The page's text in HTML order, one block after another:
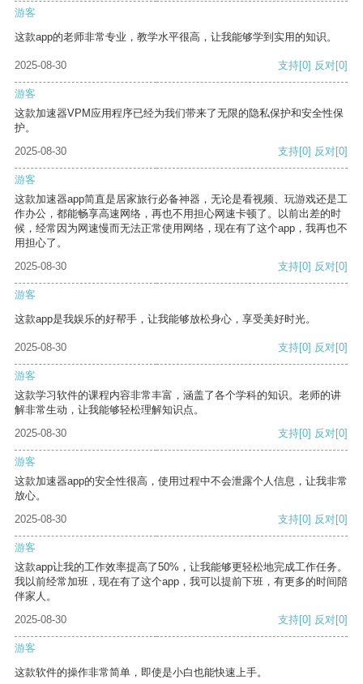
游客
这款app的老师非常专业，教学水平很高，让我能够学到实用的知识。
2025-08-30 支持[0] 反对[0]
游客
这款加速器VPM应用程序已经为我们带来了无限的隐私保护和安全性保
护。
2025-08-30
支持[0] 反对[0]
游客
这款加速器app简直是居家旅行必备神器，无论是看视频、玩游戏还是工
作办公，都能畅享高速网络，再也不用担心网速卡顿了。以前出差的时
候，经常因为网速慢而无法正常使用网络，现在有了这个app，我再也不
用担心了。
2025-08-30
支持[0] 反对[0]
游客
这款app是我娱乐的好帮手，让我能够放松身心，享受美好时光。
2025-08-30 支持[0] 反对[0]
游客
这款学习软件的课程内容非常丰富，涵盖了各个学科的知识。老师的讲
解非常生动，让我能够轻松理解知识点。
2025-08-30
支持[0] 反对[0]
游客
这款加速器app的安全性很高，使用过程中不会泄露个人信息，让我非常
放心。
2025-08-30
支持[0] 反对[0]
游客
这款app让我的工作效率提高了50%，让我能够更轻松地完成工作任务。
我以前经常加班，现在有了这个app，我可以提前下班，有更多的时间陪
伴家人。
2025-08-30
支持[0] 反对[0]
游客
这款软件的操作非常简单，即使是小白也能快速上手。